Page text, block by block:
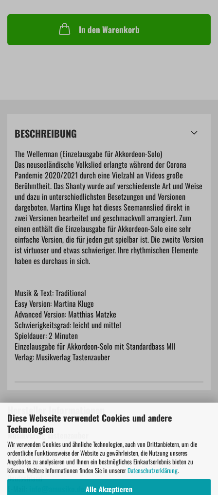
Diese Webseite verwendet Cookies und andere
Technologien
Wir verwenden Cookies und ähnliche Technologien, auch von Drittanbietern, um die
ordentliche Funktionsweise der Website zu gewährleisten, die Nutzung unseres
Angebotes zu analysieren und Ihnen ein bestmögliches Einkaufserlebnis bieten zu
können. Weitere Informationen finden Sie in unsererDatenschutzerklärung.
Alle Akzeptieren
In den Warenkorb
BESCHREIBUNG
The Wellerman (Einzelausgabe für Akkordeon-Solo)
Das neuseeländische Volkslied erlangte während der Corona
Pandemie 2020/2021 durch eine Vielzahl an Videos große
Berühmtheit. Das Shanty wurde auf verschiedenste Art und Weise
und dazu in unterschiedlichsten Besetzungen und Versionen
dargeboten. Martina Kluge hat dieses Seemannslied direkt in
zwei Versionen bearbeitet und geschmackvoll arrangiert. Zum
einen enthält die Einzelausgabe für Akkordeon-Solo eine sehr
einfache Version, die für jeden gut spielbar ist. Die zweite Version
ist virtuoser und etwas schwieriger. Ihre rhythmischen Elemente
haben es durchaus in sich.
Musik & Text: Traditional
Easy Version: Martina Kluge
Advanced Version: Matthias Matzke
Schwierigkeitsgrad: leicht und mittel
Spieldauer: 2 Minuten
Einzelausgabe für Akkordeon-Solo mit Standardbass MII
Verlag: Musikverlag Tastenzauber
Musikverlag Tastenzauber
Amusiko GbR
Bachackerweg 39
45772 Marl
Deutschland